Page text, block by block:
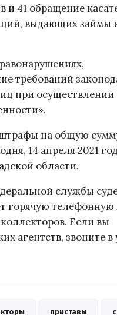
и 41 обращение
выдающих
требований
при осуществлении
на общую
14 апреля 2021
области.
службы
горячую
Если вы
агентств, звоните в
приставы